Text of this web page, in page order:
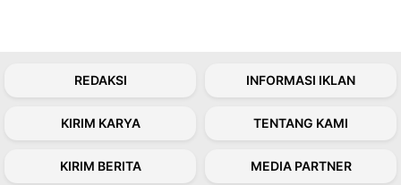
REDAKSI INFORMASI IKLAN
KIRIM KARYA TENTANG KAMI
KIRIM BERITA MEDIA PARTNER